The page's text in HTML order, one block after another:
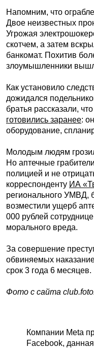
Напомним, что
Двое неизвестных
Угрожая
скотчем, а затем
банкомат. Похитив
злоумышленники
Как установило
дожидался
братья рассказали, что
готовились заранее:
оборудование,
Молодым людям
Но аптечные
полицией и не
корреспонденту ИА
регионального УМВД,
возместили ущерб
000 рублей
морального вреда.
За совершение
обвиняемых
срок 3 года 6 месяцев.
Фото с сайта
Компании Meta
Facebook,